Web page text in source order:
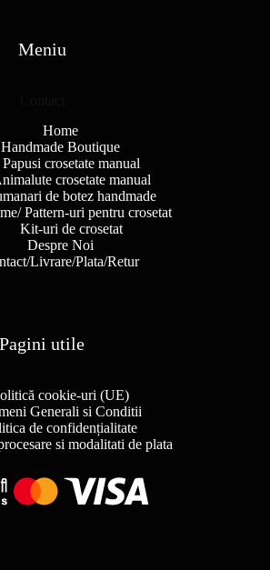
Meniu
Home
Handmade Boutique
Papusi crosetate manual
crosetate manual
de botez handmade
Pattern-uri pentru crosetat
Kit-uri de crosetat
Despre Noi
Livrare/Plata/Retur
Pagini utile
cookie-uri (UE)
Generali si Conditii
de confidențialitate
si modalitati de plata